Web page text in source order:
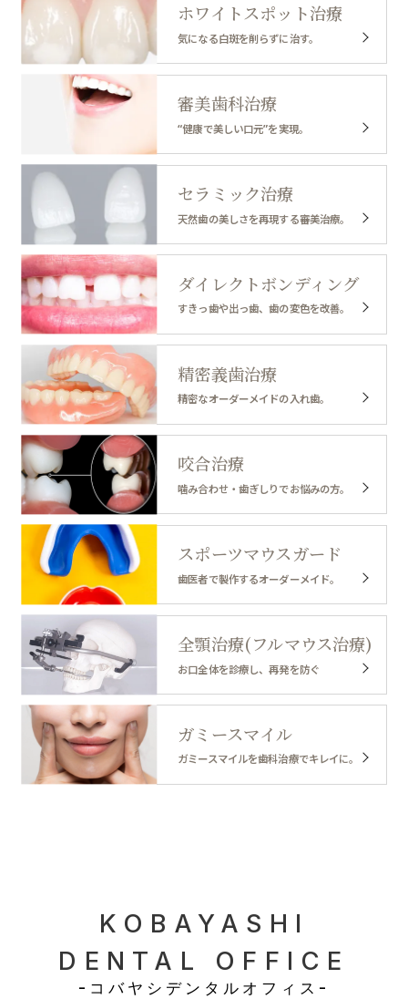
ホワイトスポット治療
気になる白斑を削らずに治す。
審美歯科治療
“健康で美しい口元”を実現。
セラミック治療
天然歯の美しさを再現する審美治療。
ダイレクトボンディング
すきっ歯や出っ歯、歯の変色を改善。
精密義歯治療
精密なオーダーメイドの入れ歯。
咬合治療
噛み合わせ・歯ぎしりでお悩みの方。
スポーツマウスガード
歯医者で製作するオーダーメイド。
全顎治療(フルマウス治療)
お口全体を診療し、再発を防ぐ
ガミースマイル
ガミースマイルを歯科治療でキレイに。
KOBAYASHI
DENTAL OFFICE
-コバヤシデンタルオフィス-